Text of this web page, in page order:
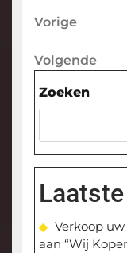
Vorige
Vorige
Volgende
Volgende
Zoeken
Verkoop
aan “Wij